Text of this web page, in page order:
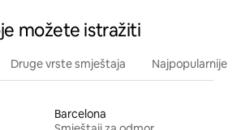
možete istražiti
Druge vrste smještaja Najpopularnije
Barcelona